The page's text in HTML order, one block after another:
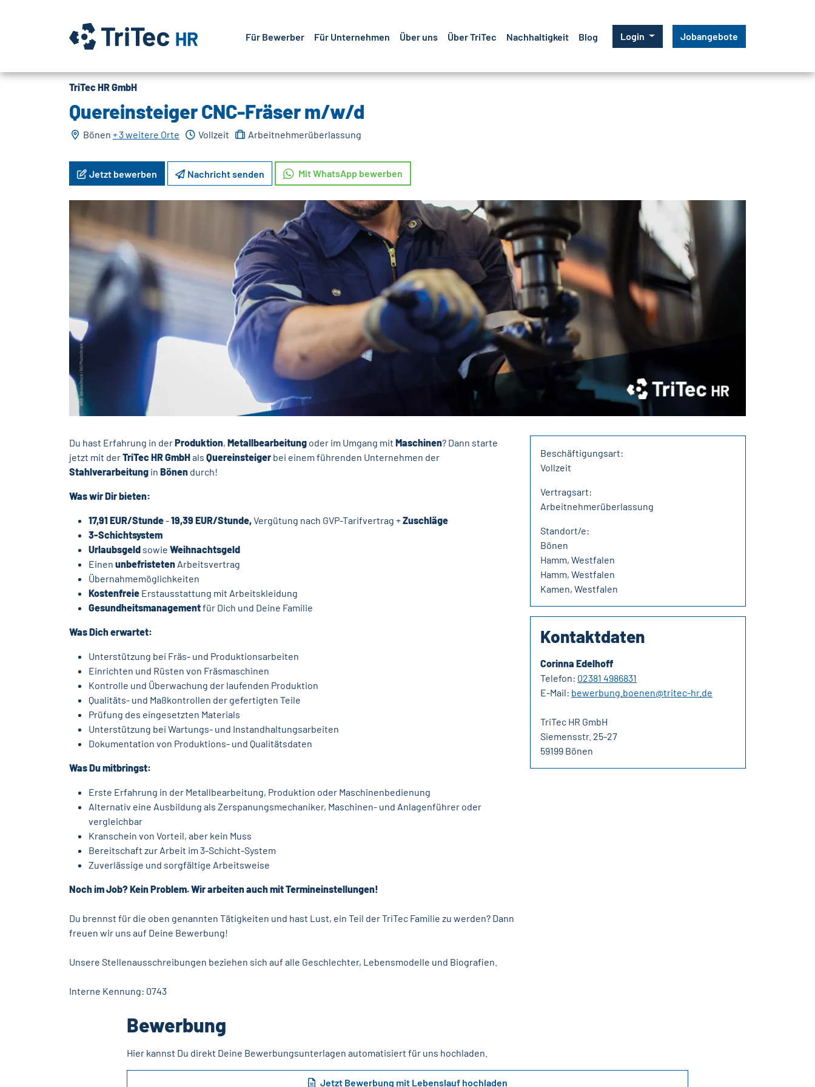
Für Bewerber Für Unternehmen Über uns Über TriTec Nachhaltigkeit Blog Login Jobangebote
TriTec HR GmbH
Quereinsteiger CNC-Fräser m/w/d
Bönen +3 weitere Orte Vollzeit Arbeitnehmerüberlassung
Jetzt bewerben Nachricht senden Mit WhatsApp bewerben
Du hast Erfahrung in derProduktion, Metallbearbeitung oder im Umgang mit Maschinen? Dann starte
jetzt mit derTriTec HR GmbHals Quereinsteiger bei einem führenden Unternehmen der
Stahlverarbeitung in Bönen durch!
Was wir Dir bieten:
17,91 EUR/Stunde-19,39 EUR/Stunde,Vergütung nach GVP-Tarifvertrag +Zuschläge
3-Schichtsystem
Urlaubsgeld sowie Weihnachtsgeld
Einen unbefristeten Arbeitsvertrag
Übernahmemöglichkeiten
Kostenfreie Erstausstattung mit Arbeitskleidung
Gesundheitsmanagementfür Dich und Deine Familie
Was Dich erwartet:
Unterstützung bei Fräs- und Produktionsarbeiten
Einrichten und Rüsten von Fräsmaschinen
Kontrolle und Überwachung der laufenden Produktion
Qualitäts- und Maßkontrollen der gefertigten Teile
Prüfung des eingesetzten Materials
Unterstützung bei Wartungs- und Instandhaltungsarbeiten
Dokumentation von Produktions- und Qualitätsdaten
Was Du mitbringst:
Erste Erfahrung in der Metallbearbeitung, Produktion oder Maschinenbedienung
Alternativ eine Ausbildung als Zerspanungsmechaniker, Maschinen- und Anlagenführer oder
vergleichbar
Kranschein von Vorteil, aber kein Muss
Bereitschaft zur Arbeit im 3-Schicht-System
Zuverlässige und sorgfältige Arbeitsweise
Noch im Job? Kein Problem. Wir arbeiten auch mit Termineinstellungen!
Du brennst für die oben genannten Tätigkeiten und hast Lust, ein Teil der TriTec Familie zu werden? Dann
freuen wir uns auf Deine Bewerbung!
Unsere Stellenausschreibungen beziehen sich auf alle Geschlechter, Lebensmodelle und Biografien.
Interne Kennung: 0743
Beschäftigungsart:
Vollzeit
Vertragsart:
Arbeitnehmerüberlassung
Standort/e:
Bönen
Hamm, Westfalen
Hamm, Westfalen
Kamen, Westfalen
Kontaktdaten
Corinna Edelhoff
Telefon: 02381 4986831
E-Mail: bewerbung.boenen@tritec-hr.de
TriTec HR GmbH
Siemensstr. 25-27
59199 Bönen
Bewerbung
Hier kannst Du direkt Deine Bewerbungsunterlagen automatisiert für uns hochladen.
Jetzt Bewerbung mit Lebenslauf hochladen